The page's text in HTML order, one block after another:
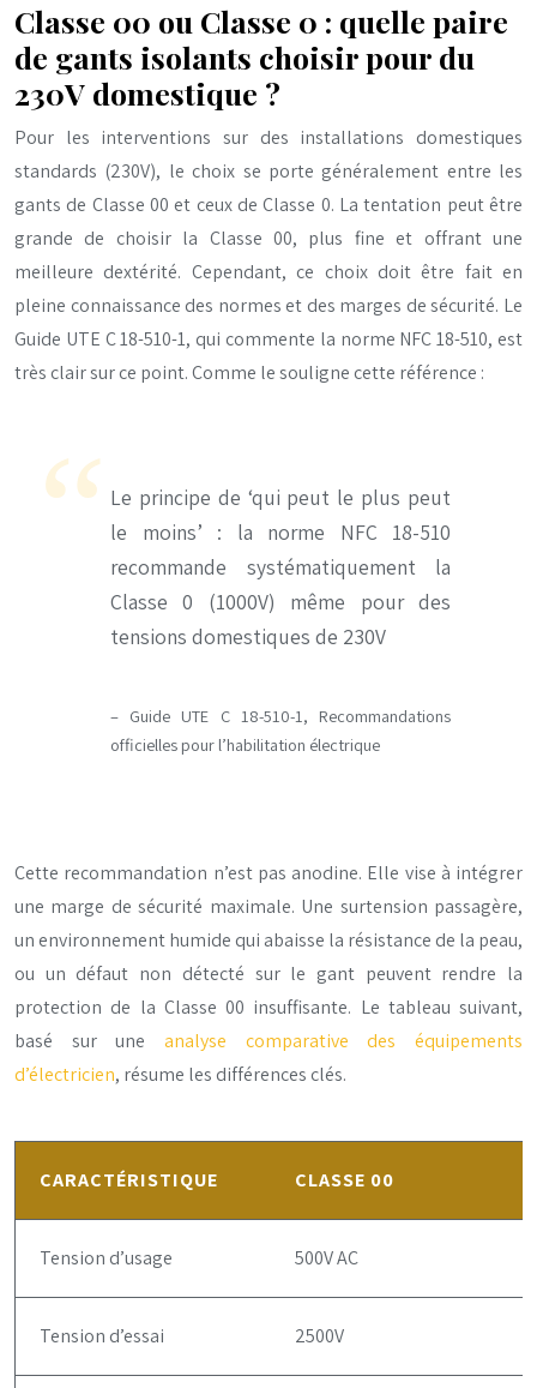
Classe 00 ou Classe 0 : quelle paire
de gants isolants choisir pour du
230V domestique ?
Pour les interventions sur des installations domestiques
standards (230V), le choix se porte généralement entre les
gants de Classe 00 et ceux de Classe 0. La tentation peut être
grande de choisir la Classe 00, plus fine et offrant une
meilleure dextérité. Cependant, ce choix doit être fait en
pleine connaissance des normes et des marges de sécurité. Le
Guide UTE C 18-510-1, qui commente la norme NFC 18-510, est
très clair sur ce point. Comme le souligne cette référence :
Le principe de ‘qui peut le plus peut
le moins’ : la norme NFC 18-510
recommande systématiquement la
Classe 0 (1000V) même pour des
tensions domestiques de 230V
– Guide UTE C 18-510-1, Recommandations
officielles pour l’habilitation électrique
Cette recommandation n’est pas anodine. Elle vise à intégrer
une marge de sécurité maximale. Une surtension passagère,
un environnement humide qui abaisse la résistance de la peau,
ou un défaut non détecté sur le gant peuvent rendre la
protection de la Classe 00 insuffisante. Le tableau suivant,
basé sur une analyse comparative des équipements
d’électricien, résume les différences clés.
CARACTÉRISTIQUE CLASSE 00
Tension d’usage 500V AC
Tension d’essai 2500V